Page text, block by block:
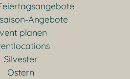
Angebote
planen
Silvester
Ostern